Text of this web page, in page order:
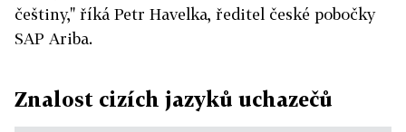
češtiny," říká Petr Havelka, ředitel české pobočky
SAP Ariba.
Znalost cizích jazyků uchazečů